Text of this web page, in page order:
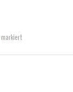
markiert